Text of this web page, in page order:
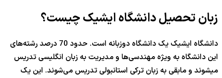
زبان تحصیل دانشگاه ایشیک چیست؟
دانشگاه ایشیک یک دانشگاه دوزبانه است. حدود 70 درصد رشته‌های
این دانشگاه به ویژه مهندسی‌ها و مدیریت به زبان انگلیسی تدریس
میشوند و مابقی به زبان ترکی استانبولی تدریس می‌شوند. این یک